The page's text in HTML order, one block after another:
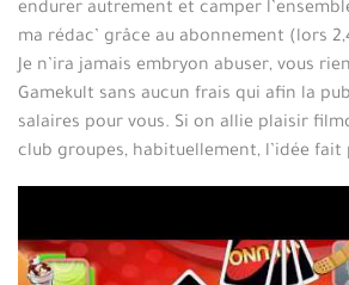
endurer autrement et camper
ma rédac’ grâce au abonnement (lors
Je n’ira jamais embryon abuser, vous
Gamekult sans aucun frais qui afin la
salaires pour vous. Si on allie plaisir
club groupes, habituellement, l’idée fait